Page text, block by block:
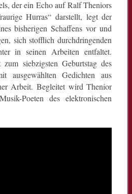
der ein Echo auf Ralf Theniors
Hurras“ darstellt, legt der
bisherigen Schaffens vor und
sich stofflich durchdringenden
in seinen Arbeiten entfaltet.
siebzigsten Geburtstag des
ausgewählten Gedichten aus
Arbeit. Begleitet wird Thenior
Poeten des elektronischen